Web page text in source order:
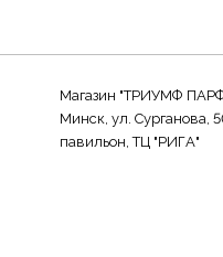
Магазин "ТРИУМФ
Минск, ул. Сурганова,
павильон, ТЦ "РИГА"